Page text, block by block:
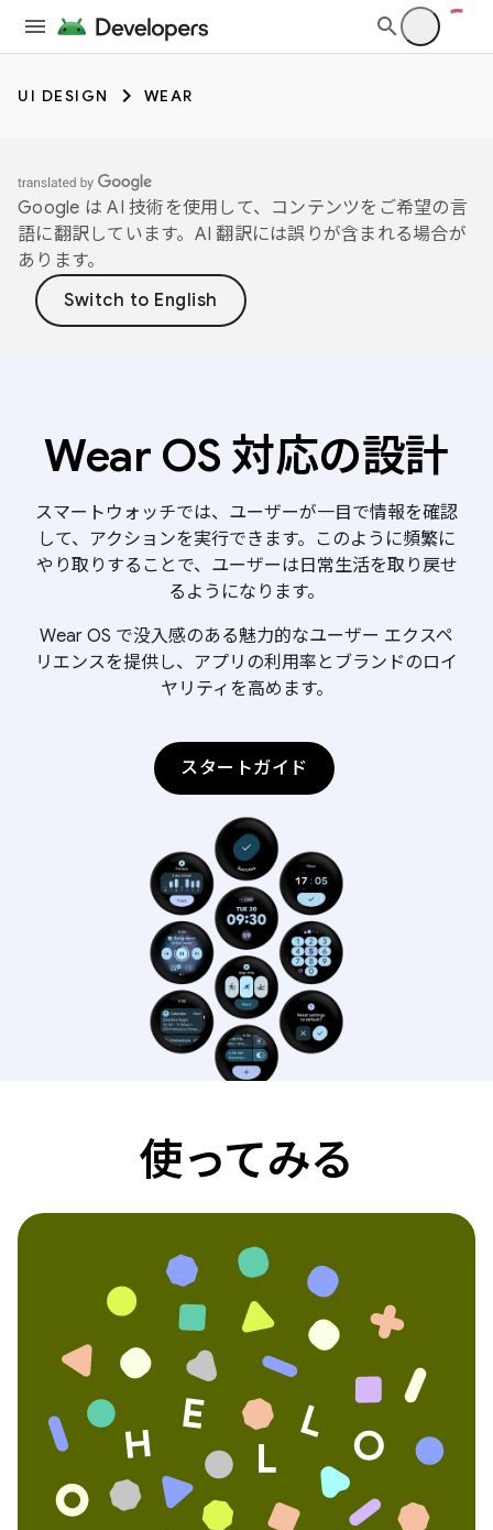
UI DESIGN WEAR
Google は AI 技術を使用して、コンテンツをご希望の言
語に翻訳しています。AI 翻訳には誤りが含まれる場合が
あります。
Wear OS 対応の設計
スマートウォッチでは、ユーザーが一目で情報を確認
して、アクションを実行できます。このように頻繁に
やり取りすることで、ユーザーは日常生活を取り戻せ
るようになります。
Wear OS で没入感のある魅力的なユーザー エクスペ
リエンスを提供し、アプリの利用率とブランドのロイ
ヤリティを高めます。
スタートガイド
使ってみる